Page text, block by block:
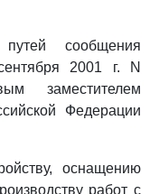
сообщения
2001 г. N
заместителем
Федерации
оснащению
работ с